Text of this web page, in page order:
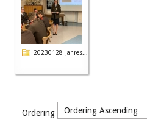
20230128_Jahres...
Ordering